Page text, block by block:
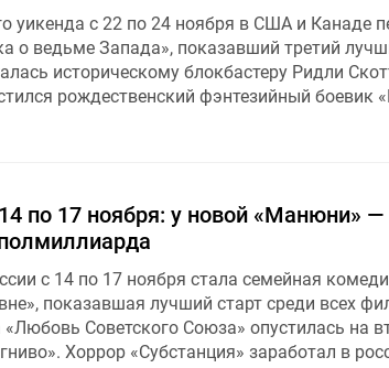
уикенда с 22 по 24 ноября в США и Канаде
о ведьме Запада», показавший третий
историческому блокбастеру Ридли
рождественский фэнтезийный боевик
по 17 ноября: у новой «Манюни» —
с 14 по 17 ноября стала семейная
показавшая лучший старт среди всех
Советского Союза» опустилась на
Хоррор «Субстанция» заработал в